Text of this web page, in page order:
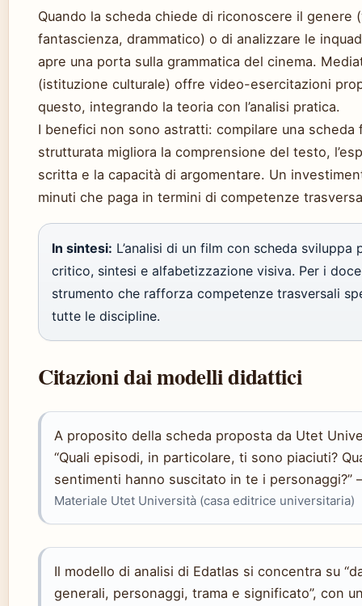
Quando la scheda chiede di riconoscere il genere
fantascienza, drammatico) o di analizzare le
apre una porta sulla grammatica del cinema.
(istituzione culturale) offre video-esercitazioni
questo, integrando la teoria con l’analisi pratica.
I benefici non sono astratti: compilare una scheda
strutturata migliora la comprensione del testo,
scritta e la capacità di argomentare. Un
minuti che paga in termini di competenze
In sintesi: L’analisi di un film con scheda sviluppa
critico, sintesi e alfabetizzazione visiva. Per i
strumento che rafforza competenze trasversali
tutte le discipline.
Citazioni dai modelli didattici
A proposito della scheda proposta da Utet
“Quali episodi, in particolare, ti sono piaciuti?
sentimenti hanno suscitato in te i personaggi?” –
Materiale Utet Università (casa editrice universitaria)
Il modello di analisi di Edatlas si concentra su
generali, personaggi, trama e significato”, con